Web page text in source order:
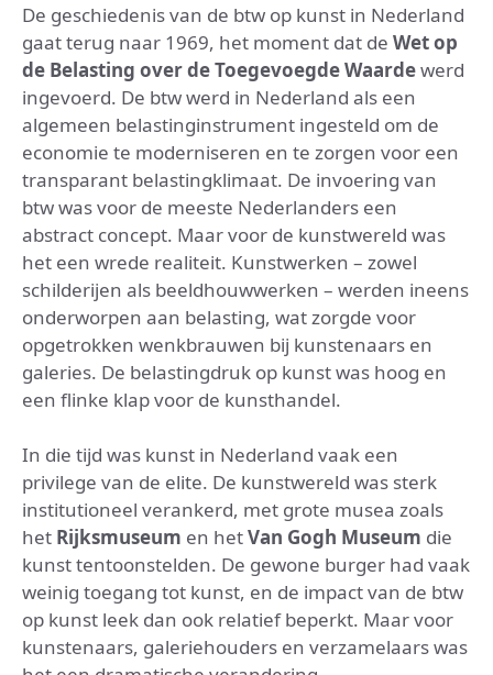
De geschiedenis van de btw op kunst in Nederland
gaat terug naar 1969, het moment dat de Wet op
de Belasting over de Toegevoegde Waardewerd
ingevoerd. De btw werd in Nederland als een
algemeen belastinginstrument ingesteld om de
economie te moderniseren en te zorgen voor een
transparant belastingklimaat. De invoering van
btw was voor de meeste Nederlanders een
abstract concept. Maar voor de kunstwereld was
het een wrede realiteit. Kunstwerken – zowel
schilderijen als beeldhouwwerken – werden ineens
onderworpen aan belasting, wat zorgde voor
opgetrokken wenkbrauwen bij kunstenaars en
galeries. De belastingdruk op kunst was hoog en
een flinke klap voor de kunsthandel.
In die tijd was kunst in Nederland vaak een
privilege van de elite. De kunstwereld was sterk
institutioneel verankerd, met grote musea zoals
het Rijksmuseum en hetVan Gogh Museum die
kunst tentoonstelden. De gewone burger had vaak
weinig toegang tot kunst, en de impact van de btw
op kunst leek dan ook relatief beperkt. Maar voor
kunstenaars, galeriehouders en verzamelaars was